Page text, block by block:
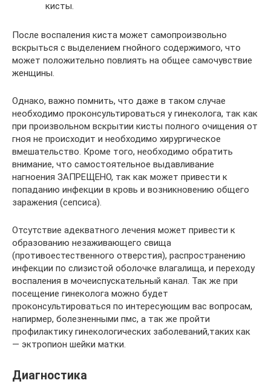
кисты.
После воспаления киста может самопроизвольно
вскрыться с выделением гнойного содержимого, что
может положительно повлиять на общее самочувствие
женщины.
Однако, важно помнить, что даже в таком случае
необходимо проконсультироваться у гинеколога, так как
при произвольном вскрытии кисты полного очищения от
гноя не происходит и необходимо хирургическое
вмешательство. Кроме того, необходимо обратить
внимание, что самостоятельное выдавливание
нагноения ЗАПРЕЩЕНО, так как может привести к
попаданию инфекции в кровь и возникновению общего
заражения (сепсиса).
Отсутствие адекватного лечения может привести к
образованию незаживающего свища
(противоестественного отверстия), распространению
инфекции по слизистой оболочке влагалища, и переходу
воспаления в мочеиспускательный канал. Так же при
посещение гинеколога можно будет
проконсультироваться по интересующим вас вопросам,
напирмер, болезненными пмс, а так же пройти
профилактику гинекологических заболеваний,таких как
— эктропион шейки матки.
Диагностика